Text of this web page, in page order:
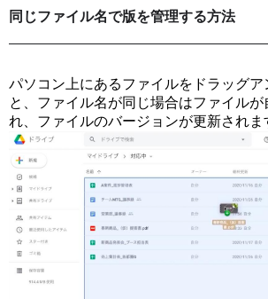
同じファイル名で版を管理する方法
パソコン上にあるファイルをドラッグア
と、ファイル名が同じ場合はファイルが
れ、ファイルのバージョンが更新されま